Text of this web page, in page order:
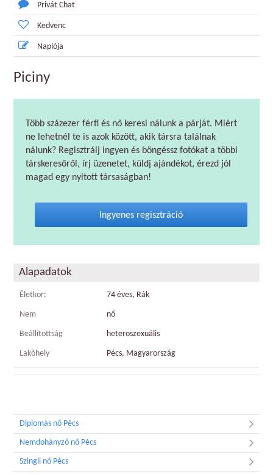
Privát Chat
Kedvenc
Naplója
Piciny
Több százezer férfi és nő keresi nálunk a párját. Miért
ne lehetnél te is azok között, akik társra találnak
nálunk? Regisztrálj ingyen és böngéssz fotókat a többi
társkeresőről, írj üzenetet, küldj ajándékot, érezd jól
magad egy nyitott társaságban!
Ingyenes regisztráció
Alapadatok
Életkor: 74 éves, Rák
Nem nő
Beállítottság heteroszexuális
Lakóhely Pécs, Magyarország
Diplomás nő Pécs
Nemdohányzó nő Pécs
Szingli nő Pécs